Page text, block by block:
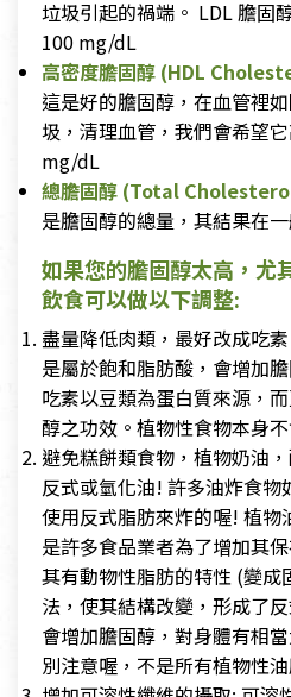
垃圾引起的禍端。 LDL 膽固
100 mg/dL
高密度膽固醇 (HDL
這是好的膽固醇，在血管裡
圾，清理血管，我們會希望
mg/dL
總膽固醇 (Total
是膽固醇的總量，其結果在
如果您的膽固醇太高，尤
飲食可以做以下調整:
盡量降低肉類，最好改成吃
是屬於飽和脂肪酸，會增加
吃素以豆類為蛋白質來源，
醇之功效。植物性食物本身
避免糕餅類食物，植物奶油
反式或氫化油! 許多油炸食
使用反式脂肪來炸的喔! 植物
是許多食品業者為了增加其
其有動物性脂肪的特性 (變
法，使其結構改變，形成了
會增加膽固醇，對身體有相
別注意喔，不是所有植物性